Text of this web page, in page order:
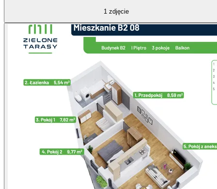
1 zdjęcie